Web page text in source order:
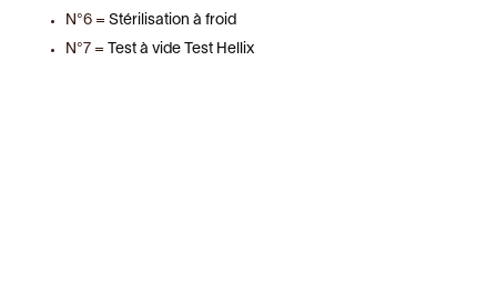
N°6 = Stérilisation à froid
N°7 = Test à vide Test Hellix